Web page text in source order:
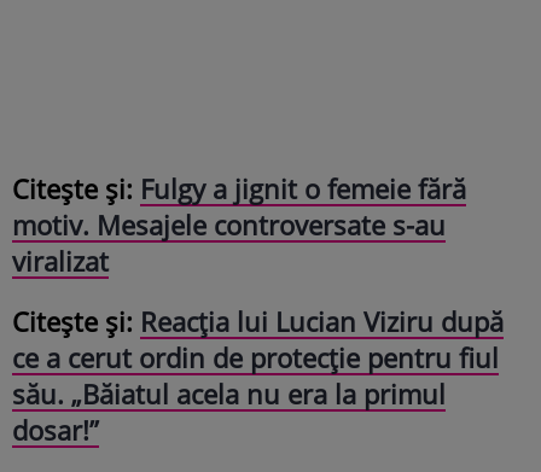
Citește și: Fulgy a jignit o femeie fără
motiv. Mesajele controversate s-au
viralizat
Citește și: Reacția lui Lucian Viziru după
ce a cerut ordin de protecție pentru fiul
său. „Băiatul acela nu era la primul
dosar!”